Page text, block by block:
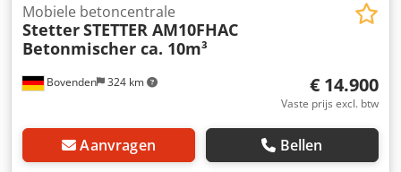
Bovenden 324 km
Mobiele betoncentrale
StetterSTETTER AM10FHAC
Betonmischer ca. 10m³
€ 14.900
Vaste prijs excl. btw
Aanvragen Bellen